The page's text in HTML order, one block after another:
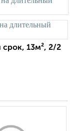
13м², 2/2